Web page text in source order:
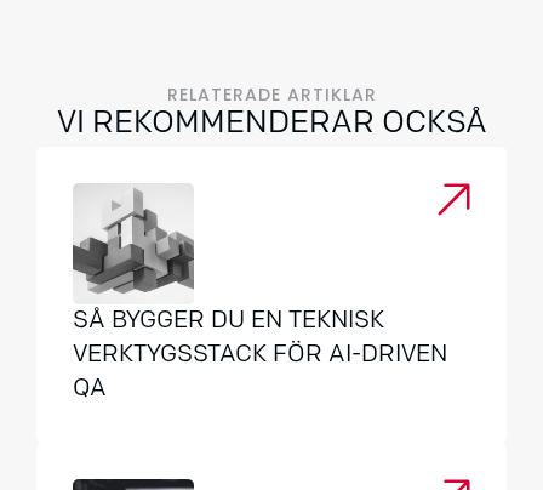
RELATERADE ARTIKLAR
VI REKOMMENDERAR OCKSÅ
SÅ BYGGER DU EN TEKNISK
VERKTYGSSTACK FÖR AI-DRIVEN
QA